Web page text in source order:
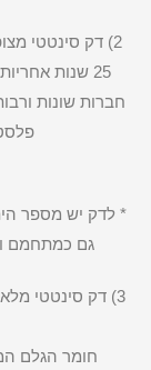
2) דק סינטטי
25 שנות
חברות שונות
* לדק יש מספר
גם כמתחמם
3) דק סינטטי